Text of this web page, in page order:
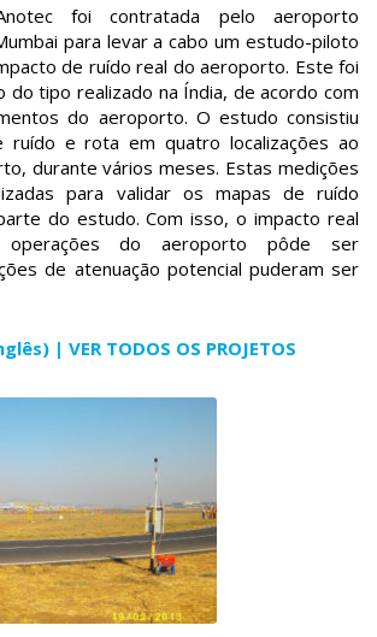
foi contratada pelo aeroporto
para levar a cabo um estudo-piloto
de ruído real do aeroporto. Este foi
do tipo realizado na Índia, de acordo com
do aeroporto. O estudo consistiu
ruído e rota em quatro localizações ao
durante vários meses. Estas medições
para validar os mapas de ruído
do estudo. Com isso, o impacto real
do aeroporto pôde ser
de atenuação potencial puderam ser
| VER TODOS OS PROJETOS